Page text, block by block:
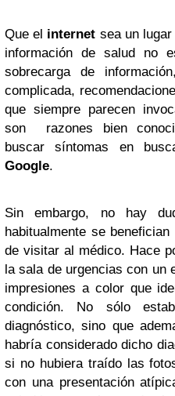
Que el internet sea un
información de salud no
sobrecarga de
complicada,
que siempre parecen
son razones bien
buscar síntomas en
Google.
Sin embargo, no hay
habitualmente se
de visitar al médico. Hace
la sala de urgencias con un
impresiones a color que
condición. No sólo
diagnóstico, sino que
habría considerado dicho
si no hubiera traído las
con una presentación